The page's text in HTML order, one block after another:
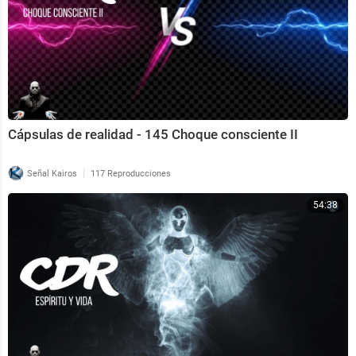
Cápsulas de realidad - 145 Choque consciente II
Señal Kairos | 117 Reproducciones
54:38